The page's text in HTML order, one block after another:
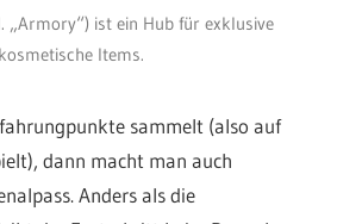
„Armory“) ist ein Hub für exklusive
kosmetische Items.
sammelt (also auf
dann macht man auch
Anders als die